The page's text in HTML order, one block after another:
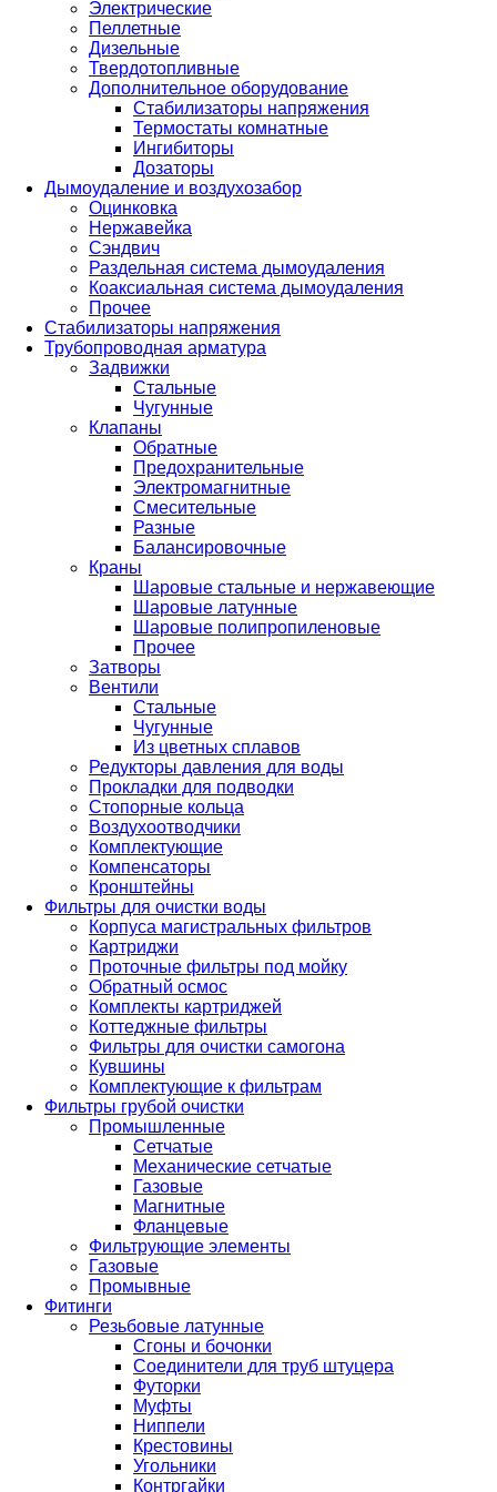
Электрические
Пеллетные
Дизельные
Твердотопливные
Дополнительное оборудование
Стабилизаторы напряжения
Термостаты комнатные
Ингибиторы
Дозаторы
Дымоудаление и воздухозабор
Оцинковка
Нержавейка
Сэндвич
Раздельная система дымоудаления
Коаксиальная система дымоудаления
Прочее
Стабилизаторы напряжения
Трубопроводная арматура
Задвижки
Стальные
Чугунные
Клапаны
Обратные
Предохранительные
Электромагнитные
Смесительные
Разные
Балансировочные
Краны
Шаровые стальные и нержавеющие
Шаровые латунные
Шаровые полипропиленовые
Прочее
Затворы
Вентили
Стальные
Чугунные
Из цветных сплавов
Редукторы давления для воды
Прокладки для подводки
Стопорные кольца
Воздухоотводчики
Комплектующие
Компенсаторы
Кронштейны
Фильтры для очистки воды
Корпуса магистральных фильтров
Картриджи
Проточные фильтры под мойку
Обратный осмос
Комплекты картриджей
Коттеджные фильтры
Фильтры для очистки самогона
Кувшины
Комплектующие к фильтрам
Фильтры грубой очистки
Промышленные
Сетчатые
Механические сетчатые
Газовые
Магнитные
Фланцевые
Фильтрующие элементы
Газовые
Промывные
Фитинги
Резьбовые латунные
Сгоны и бочонки
Соединители для труб штуцера
Футорки
Муфты
Ниппели
Крестовины
Угольники
Контргайки